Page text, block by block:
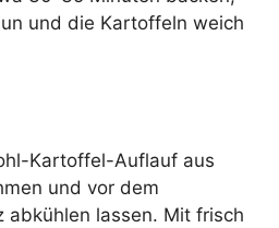
und die Kartoffeln weich
Kartoffel-Auflauf aus
und vor dem
abkühlen lassen. Mit frisch